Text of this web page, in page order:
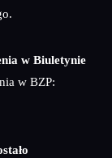
w Biuletynie
w BZP: